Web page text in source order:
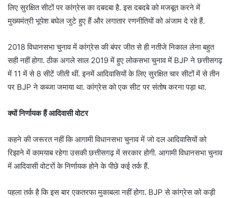
लिए सुरक्षित सीटों पर कांग्रेस का दबदबा है. इस दबदबे को मजबूत करने में
मुख्यमंत्री भूपेश बघेल जुटे हुए हैं और लगातार रणनीतियों को अंजाम दे रहे हैं.
2018 विधानसभा चुनाव में कांग्रेस की बंपर जीत से ही नतीजे निकाल लेना बहुत
सही नहीं होगा. ठीक अगले साल 2019 में हुए लोकसभा चुनाव में BJP ने छत्तीसगढ़
में 11 में से 8 सीटें जीती थीं. इनमें आदिवासियों के लिए सुरक्षित चार सीटों में से तीन
पर BJP ने कब्जा जमाया था. कांग्रेस को एक सीट पर संतोष करना पड़ा था.
क्यों निर्णायक हैं आदिवासी वोटर
कहने की जरूरत नहीं कि आगामी विधानसभा चुनाव में जो दल आदिवासियों को
रिझाने में कामयाब रहेगा उसकी छत्तीसगढ़ में सरकार होगी. आगामी विधानसभा चुनाव
में आदिवासी वोटरों के निर्णायक होने के पीछे कई तर्क हैं.
पहला तर्क है कि इस बार एकतरफा मुकाबला नहीं होगा. BJP से कांग्रेस को कड़ी